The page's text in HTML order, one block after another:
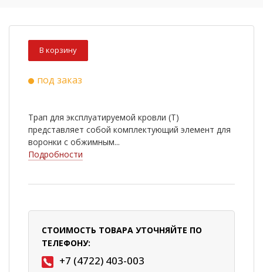
В корзину
под заказ
Трап для эксплуатируемой кровли (Т)
представляет собой комплектующий элемент для
воронки с обжимным...
Подробности
СТОИМОСТЬ ТОВАРА УТОЧНЯЙТЕ ПО
ТЕЛЕФОНУ:
+7 (4722) 403-003